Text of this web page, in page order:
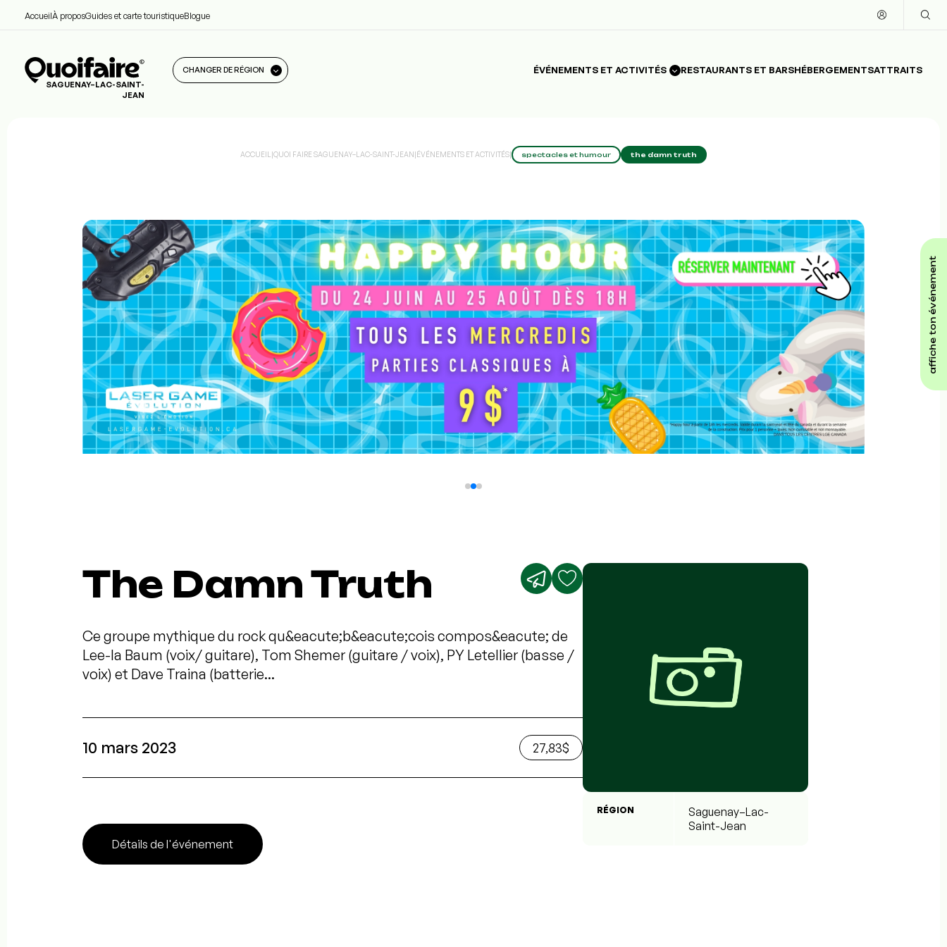
AccueilÀ proposGuides et carte touristiqueBlogue
SAGUENAY–LAC-SAINT-
JEAN
CHANGER DE RÉGION ÉVÉNEMENTS ET ACTIVITÉS RESTAURANTS ET BARSHÉBERGEMENTSATTRAITS
affiche ton événement
ACCUEIL |QUOI FAIRE SAGUENAY–LAC-SAINT-JEAN|ÉVÉNEMENTS ET ACTIVITÉS| spectacles et humour the damn truth
The Damn Truth
Ce groupe mythique du rock qu&eacute;b&eacute;cois compos&eacute; de
Lee-la Baum (voix/ guitare), Tom Shemer (guitare / voix), PY Letellier (basse /
voix) et Dave Traina (batterie...
10 mars 2023 27,83$
Détails de l'événement
RÉGION
Saguenay–Lac-
Saint-Jean